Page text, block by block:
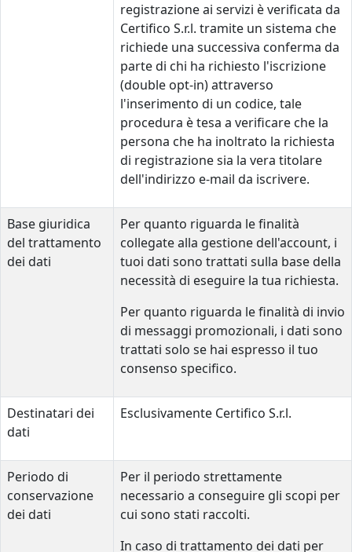
registrazione ai servizi è verificata da
Certifico S.r.l. tramite un sistema che
richiede una successiva conferma da
parte di chi ha richiesto l'iscrizione
(double opt-in) attraverso
l'inserimento di un codice, tale
procedura è tesa a verificare che la
persona che ha inoltrato la richiesta
di registrazione sia la vera titolare
dell'indirizzo e-mail da iscrivere.
Base giuridica
del trattamento
dei dati
Per quanto riguarda le finalità
collegate alla gestione dell'account, i
tuoi dati sono trattati sulla base della
necessità di eseguire la tua richiesta.
Per quanto riguarda le finalità di invio
di messaggi promozionali, i dati sono
trattati solo se hai espresso il tuo
consenso specifico.
Destinatari dei
dati
Esclusivamente Certifico S.r.l.
Periodo di
conservazione
dei dati
Per il periodo strettamente
necessario a conseguire gli scopi per
cui sono stati raccolti.
In caso di trattamento dei dati per